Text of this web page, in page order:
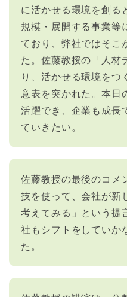
に活かせる環境を創る
規模・展開する事業等
ており、弊社ではそこ
た。佐藤教授の「人材
り、活かせる環境をつ
意表を突かれた。本日
活躍でき、企業も成長
ていきたい。
佐藤教授の最後のコメ
技を使って、会社が新
考えてみる」という提
社もシフトをしていか
た。